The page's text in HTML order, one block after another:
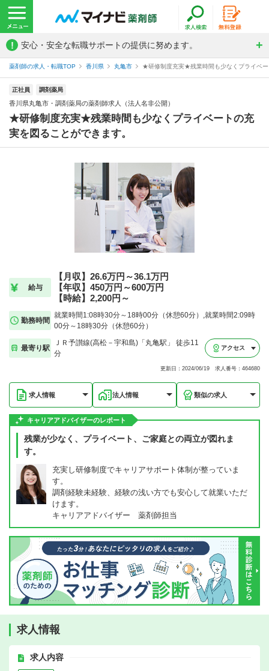
! 安心・安全な転職サポートの提供に努めます。
薬剤師の求人・転職TOP 香川県 丸亀市 ★研修制度充実★残業時間も少なくプライベ
正社員 調剤薬局
香川県丸亀市・調剤薬局の薬剤師求人（法人名非公開）
★研修制度充実★残業時間も少なくプライベートの充
実を図ることができます。
給与
【月収】26.6万円～36.1万円
【年収】450万円～600万円
【時給】2,200円～
勤務時間
就業時間1:08時30分～18時00分（休憩60分）,就業時間2:09時
00分～18時30分（休憩60分）
最寄り駅
ＪＲ予讃線(高松－宇和島)「丸亀駅」 徒歩11
分
アクセス
更新日：2024/06/19 求人番号：464680
求人情報 法人情報 類似の求人
キャリアアドバイザーのレポート
残業が少なく、プライベート、ご家庭との両立が図れま
す。
充実し研修制度でキャリアサポート体制が整っていま
す。
調剤経験未経験、経験の浅い方でも安心して就業いただ
けます。
キャリアアドバイザー 薬剤師担当
求人情報
求人内容